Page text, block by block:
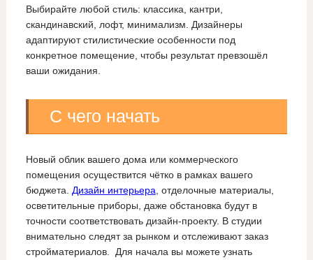
Выбирайте любой стиль: классика, кантри,
скандинавский, лофт, минимализм. Дизайнеры
адаптируют стилистические особенности под
конкретное помещение, чтобы результат превзошёл
ваши ожидания.
С чего начать
Новый облик вашего дома или коммерческого
помещения осуществится чётко в рамках вашего
бюджета. Дизайн интерьера , отделочные материалы,
осветительные приборы, даже обстановка будут в
точности соответствовать дизайн-проекту. В студии
внимательно следят за рынком и отслеживают заказ
стройматериалов. Для начала вы можете узнать